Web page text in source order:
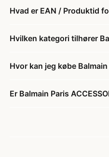
Hvad er EAN / Produktid
Hvilken kategori tilhører
Hvor kan jeg købe
Er Balmain Paris